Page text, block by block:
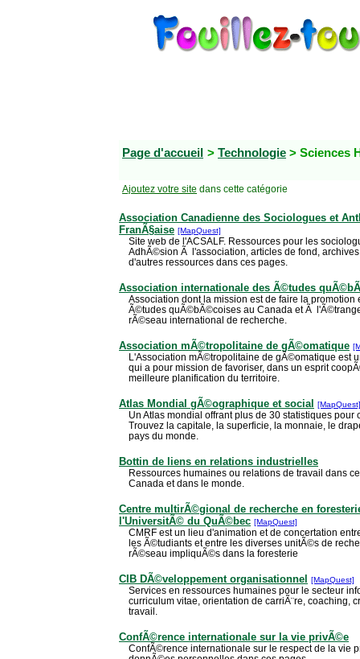
Page d'accueil > Technologie > Sciences
Ajoutez votre site dans cette catégorie
Association Canadienne des Sociologues et
FranÃ§aise [MapQuest]
Site web de l'ACSALF. Ressources pour les
AdhÃ©sion Ã l'association, articles de fond,
d'autres ressources dans ces pages.
Association internationale des Ã©tudes
Association dont la mission est de faire la
Ã©tudes quÃ©bÃ©coises au Canada et Ã
rÃ©seau international de recherche.
Association mÃ©tropolitaine de gÃ©omatique
L'Association mÃ©tropolitaine de gÃ©omatique est
qui a pour mission de favoriser, dans un esprit
meilleure planification du territoire.
Atlas Mondial gÃ©ographique et social [MapQuest]
Un Atlas mondial offrant plus de 30 statistiques pour
Trouvez la capitale, la superficie, la monnaie, le
pays du monde.
Bottin de liens en relations industrielles
Ressources humaines ou relations de travail dans
Canada et dans le monde.
Centre multirÃ©gional de recherche en
l'UniversitÃ© du QuÃ©bec [MapQuest]
CMRF est un lieu d'animation et de concertation
les Ã©tudiants et entre les diverses unitÃ©s de
rÃ©seau impliquÃ©s dans la foresterie
CIB DÃ©veloppement organisationnel [MapQuest]
Services en ressources humaines pour le secteur
curriculum vitae, orientation de carriÃ¨re, coaching,
travail.
ConfÃ©rence internationale sur la vie privÃ©e
ConfÃ©rence internationale sur le respect de la vie